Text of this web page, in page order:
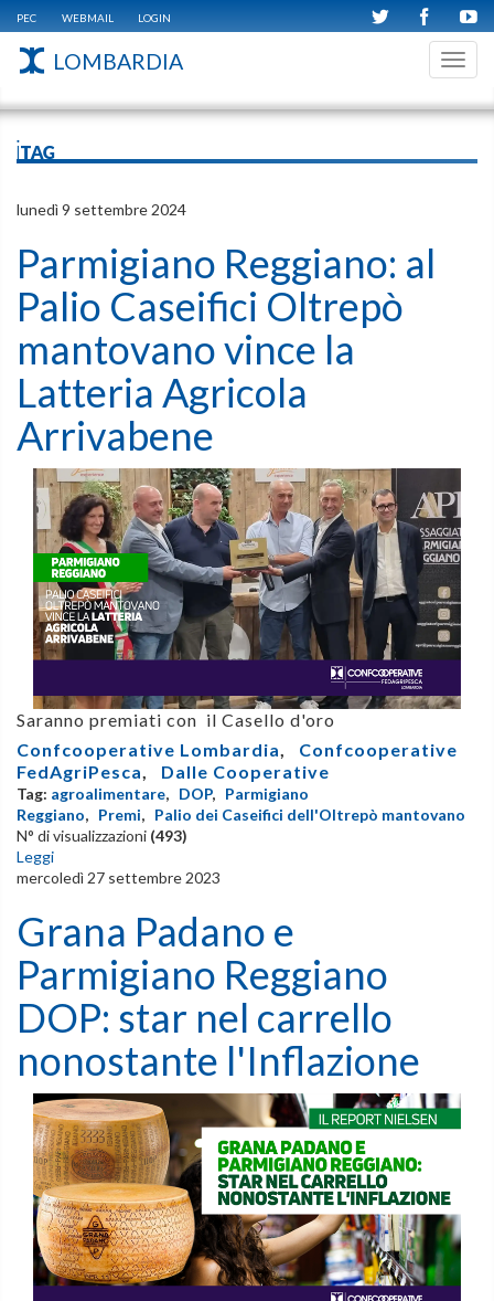
PEC WEBMAIL LOGIN
LOMBARDIA
iTAG
lunedì 9 settembre 2024
Parmigiano Reggiano: al
Palio Caseifici Oltrepò
mantovano vince la
Latteria Agricola
Arrivabene
Saranno premiati con il Casello d'oro
Confcooperative Lombardia, Confcooperative
FedAgriPesca, Dalle Cooperative
Tag: agroalimentare, DOP, Parmigiano
Reggiano, Premi, Palio dei Caseifici dell'Oltrepò mantovano
N° di visualizzazioni (493)
Leggi
mercoledì 27 settembre 2023
Grana Padano e
Parmigiano Reggiano
DOP: star nel carrello
nonostante l'Inflazione